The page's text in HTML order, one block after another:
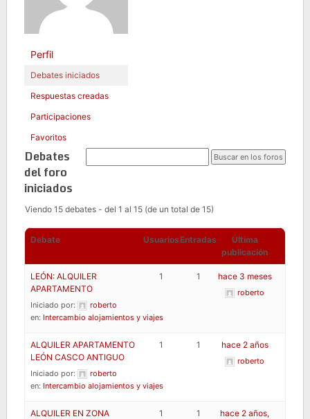
Perfil
Debates iniciados
Respuestas creadas
Participaciones
Favoritos
Debates
del foro
iniciados
Viendo 15 debates - del 1 al 15 (de un total de 15)
Debate Usuarios Entradas
Última
publicación
LEÓN: ALQUILER
APARTAMENTO
Iniciado por:
roberto
en: Intercambio alojamientos y viajes
1 1 hace 3 meses
roberto
ALQUILER APARTAMENTO
LEÓN CASCO ANTIGUO
Iniciado por:
roberto
en: Intercambio alojamientos y viajes
1 1 hace 2 años
roberto
ALQUILER EN ZONA
1 1
hace 2 años,